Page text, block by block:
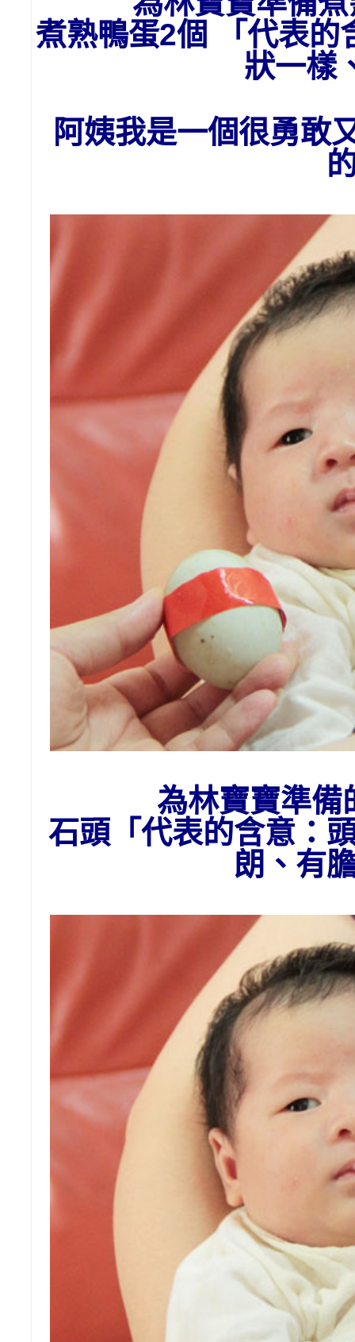
煮熟鴨蛋2個 「代表的
狀一樣
阿姨我是一個很勇敢
為林寶寶準備
石頭 「代表的含意：
朗、有